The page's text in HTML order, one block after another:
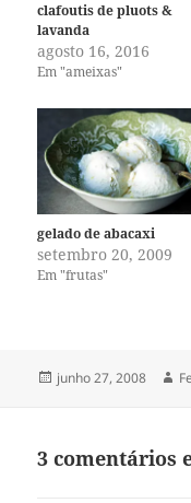
clafoutis de pluots &
lavanda
agosto 16, 2016
Em "ameixas"
gelado de abacaxi
setembro 20, 2009
Em "frutas"
Publicado
junho 27, 2008
3 comentários